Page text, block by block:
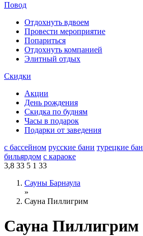
Повод
Отдохнуть вдвоем
Провести мероприятие
Попариться
Отдохнуть компанией
Элитный отдых
Скидки
Акции
День рождения
Скидка по будням
Часы в подарок
Подарки от заведения
с бассейном русские бани турецкие
бильярдом с караоке
3,8 33 5 1 33
Сауны Барнаула
»
Сауна Пиллигрим
Сауна Пиллигрим